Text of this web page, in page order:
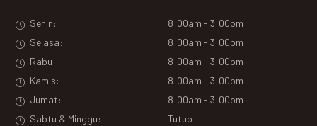
Senin:
8:00am - 3:00pm
Selasa:
8:00am - 3:00pm
Rabu:
8:00am - 3:00pm
Kamis:
8:00am - 3:00pm
Jumat:
8:00am - 3:00pm
Sabtu & Minggu:
Tutup